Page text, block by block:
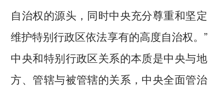
自治权的源头，同时中央充分尊重和坚定
维护特别行政区依法享有的高度自治权。”
中央和特别行政区关系的本质是中央与地
方、管辖与被管辖的关系，中央全面管治